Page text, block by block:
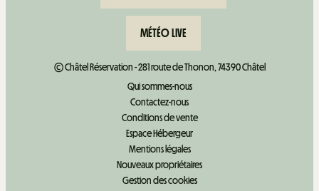
MÉTÉO LIVE
© Châtel Réservation - 281 route de Thonon, 74390 Châtel
Qui sommes-nous
Contactez-nous
Conditions de vente
Espace Hébergeur
Mentions légales
Nouveaux propriétaires
Gestion des cookies